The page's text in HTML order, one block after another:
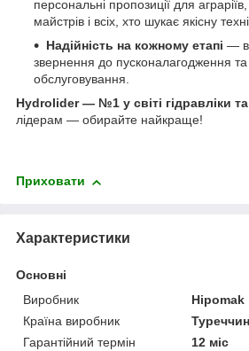
персональні пропозиції для
майстрів і всіх, хто шукає якісну
Надійність на кожному етапі —
звернення до пусконалагодження
обслуговування.
Hydrolider — №1 у світі гідравліки та
лідерам — обирайте найкраще!
Приховати
Характеристики
Основні
Виробник
Hipomak
Країна виробник
Гарантійний термін
12 міс